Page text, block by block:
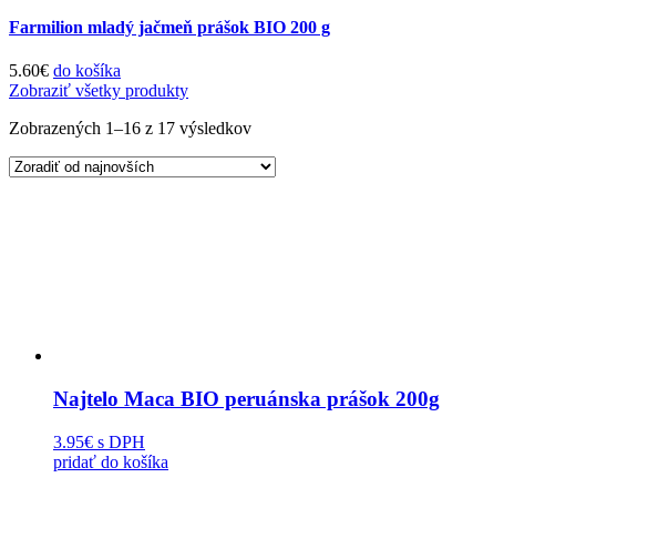
Farmilion mladý jačmeň prášok BIO 200 g
5.60€ do košíka
Zobraziť všetky produkty
Zobrazených 1–16 z 17 výsledkov
Najtelo Maca BIO peruánska prášok 200g
3.95€ s DPH
pridať do košíka